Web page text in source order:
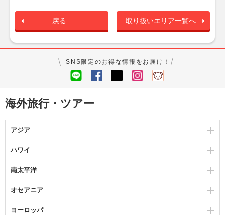
戻る 取り扱いエリア一覧へ
SNS限定のお得な情報をお届け！
海外旅行・ツアー
アジア
ハワイ
南太平洋
オセアニア
ヨーロッパ